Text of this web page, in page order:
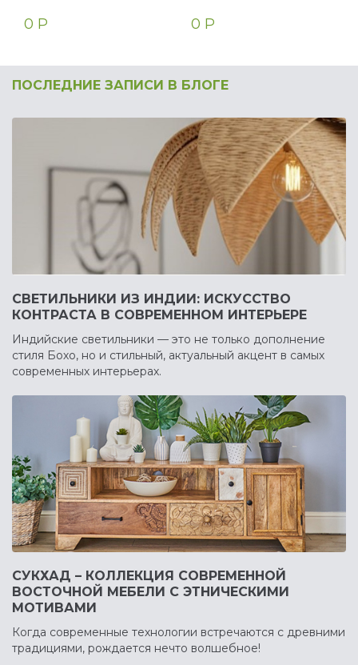
0 Р 0 Р
ПОСЛЕДНИЕ ЗАПИСИ В БЛОГЕ
СВЕТИЛЬНИКИ ИЗ ИНДИИ: ИСКУССТВО
КОНТРАСТА В СОВРЕМЕННОМ ИНТЕРЬЕРЕ
Индийские светильники — это не только дополнение
стиля Бохо, но и стильный, актуальный акцент в самых
современных интерьерах.
СУКХАД – КОЛЛЕКЦИЯ СОВРЕМЕННОЙ
ВОСТОЧНОЙ МЕБЕЛИ С ЭТНИЧЕСКИМИ
МОТИВАМИ
Когда современные технологии встречаются с древними
традициями, рождается нечто волшебное!